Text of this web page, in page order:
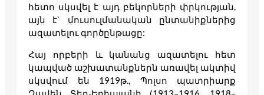
հետո սկսվել է այդ բեկորների փրկության,
այն է` մուսուլմանական ընտանիքներից
ազատելու գործընթացը:
Հայ որբերի և կանանց ազատելու հետ
կապված աշխատանքներն առավել ակտիվ
սկսվում են 1919թ., Պոլսո պատրիարք